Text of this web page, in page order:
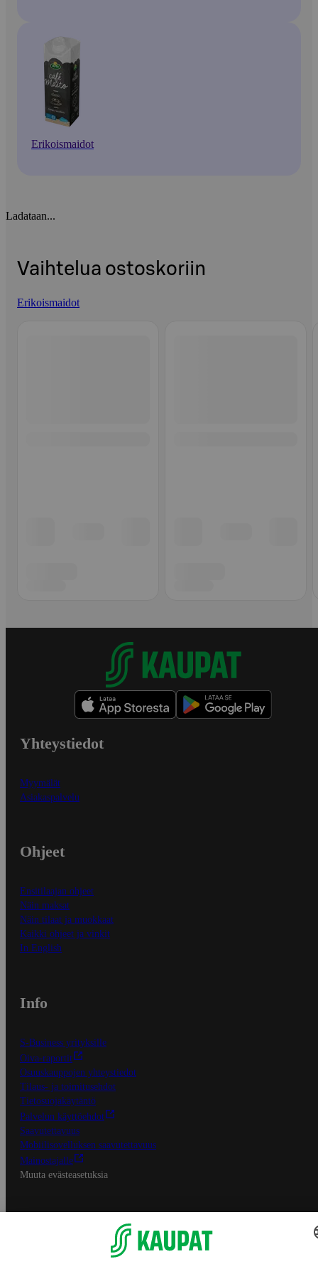
Erikoismaidot
Ladataan...
Vaihtelua ostoskoriin
Erikoismaidot
Yhteystiedot
Myymälät
Asiakaspalvelu
Ohjeet
Ensitilaajan ohjeet
Näin maksat
Näin tilaat ja muokkaat
Kaikki ohjeet ja vinkit
In English
Info
S-Business yrityksille
Oiva-raportit
Osuuskauppojen yhteystiedot
Tilaus- ja toimitusehdot
Tietosuojakäytäntö
Palvelun käyttöehdot
Saavutettavuus
Mobiilisovelluksen saavutettavuus
Mainostajalle
Muuta evästeasetuksia
S-ryhmän palvelut